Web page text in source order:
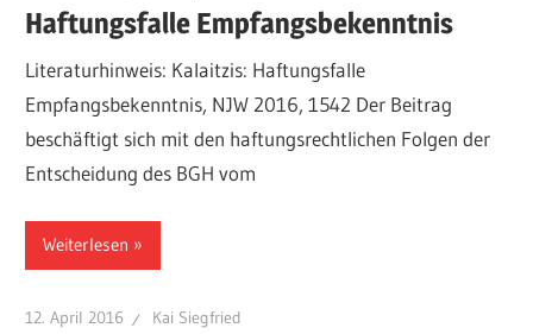
Haftungsfalle Empfangsbekenntnis
Literaturhinweis: Kalaitzis: Haftungsfalle
Empfangsbekenntnis, NJW 2016, 1542 Der Beitrag
beschäftigt sich mit den haftungsrechtlichen Folgen der
Entscheidung des BGH vom
Weiterlesen
12. April 2016 Kai Siegfried